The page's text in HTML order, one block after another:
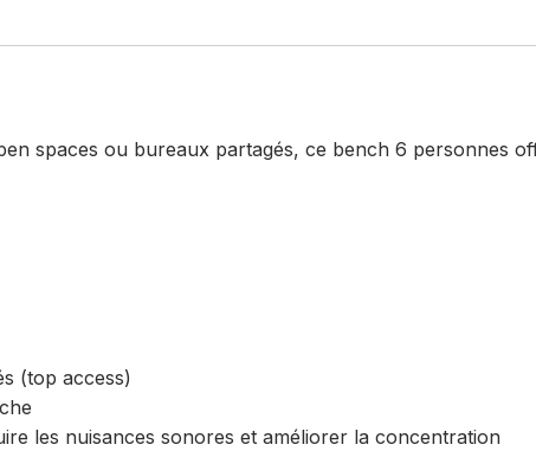
spaces ou bureaux partagés, ce bench 6 personnes
(top access)
les nuisances sonores et améliorer la concentration